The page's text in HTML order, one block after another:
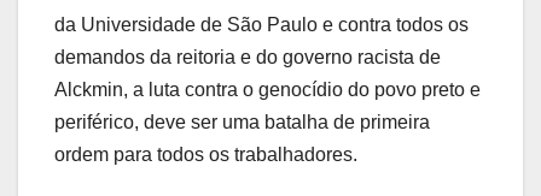
da Universidade de São Paulo e contra todos os
demandos da reitoria e do governo racista de
Alckmin, a luta contra o genocídio do povo preto e
periférico, deve ser uma batalha de primeira
ordem para todos os trabalhadores.